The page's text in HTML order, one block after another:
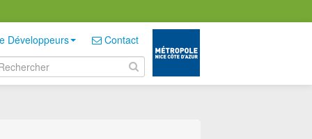
Développeurs Contact